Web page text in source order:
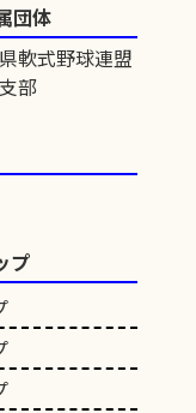
団体
軟式野球連盟
部
プ